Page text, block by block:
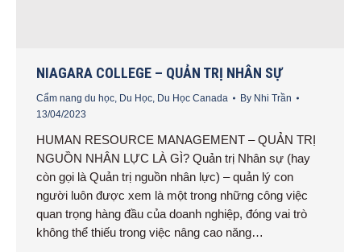
NIAGARA COLLEGE – QUẢN TRỊ NHÂN SỰ
Cẩm nang du học, Du Học, Du Học Canada By Nhi Trần
13/04/2023
HUMAN RESOURCE MANAGEMENT – QUẢN TRỊ
NGUỒN NHÂN LỰC LÀ GÌ? Quản trị Nhân sự (hay
còn gọi là Quản trị nguồn nhân lực) – quản lý con
người luôn được xem là một trong những công việc
quan trọng hàng đầu của doanh nghiệp, đóng vai trò
không thể thiếu trong việc nâng cao năng…